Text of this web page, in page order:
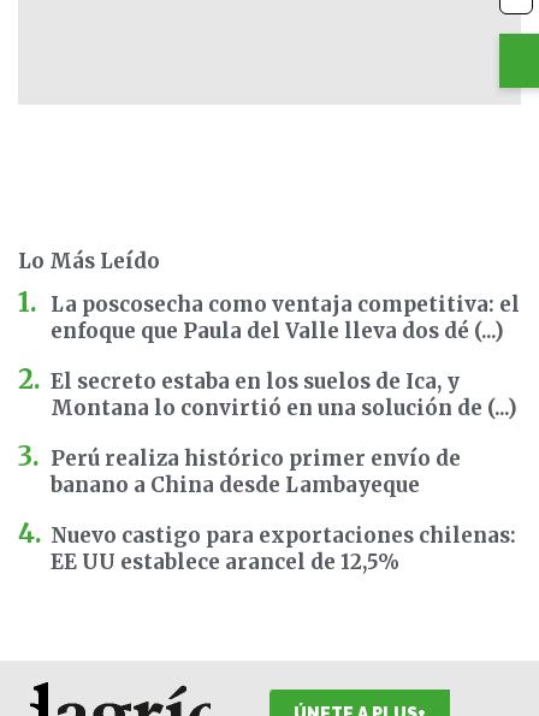
Lo Más Leído
La poscosecha como ventaja competitiva: el
enfoque que Paula del Valle lleva dos dé (...)
El secreto estaba en los suelos de Ica, y
Montana lo convirtió en una solución de (...)
Perú realiza histórico primer envío de
banano a China desde Lambayeque
Nuevo castigo para exportaciones chilenas:
EE UU establece arancel de 12,5%